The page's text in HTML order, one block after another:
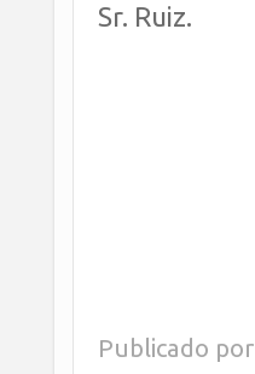
Sr. Ruiz.
Publicado por